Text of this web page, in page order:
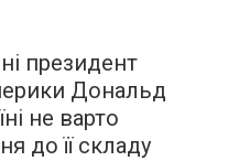
президент
Дональд
не варто
до її складу